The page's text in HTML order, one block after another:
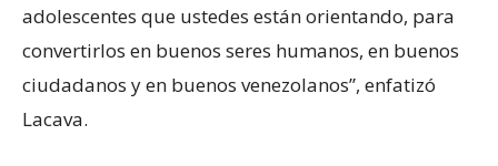
adolescentes que ustedes están orientando, para
convertirlos en buenos seres humanos, en buenos
ciudadanos y en buenos venezolanos”, enfatizó
Lacava.